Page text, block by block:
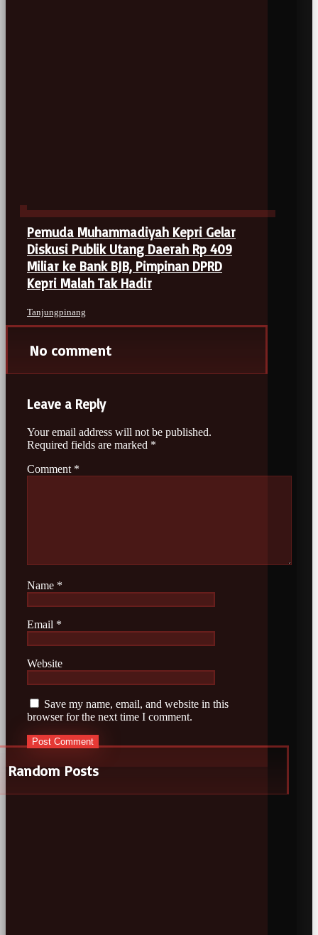
Pemuda Muhammadiyah Kepri Gelar
Diskusi Publik Utang Daerah Rp 409
Miliar ke Bank BJB, Pimpinan DPRD
Kepri Malah Tak Hadir
Tanjungpinang
No comment
Leave a Reply
Your email address will not be published.
Required fields are marked *
Comment *
Name *
Email *
Website
Save my name, email, and website in this
browser for the next time I comment.
Random Posts